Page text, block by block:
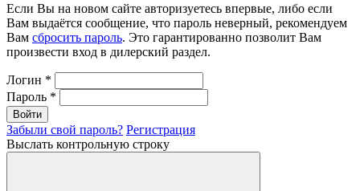
Если Вы на новом сайте авторизуетесь впервые, либо если
Вам выдаётся сообщение, что пароль неверный, рекомендуем
Вам сбросить пароль. Это гарантированно позволит Вам
произвести вход в дилерский раздел.
Логин *
Пароль *
Войти
Забыли свой пароль? Регистрация
Выслать контрольную строку